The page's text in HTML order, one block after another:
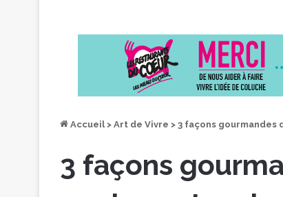
Accueil > Art de Vivre > 3 façons gourmandes
3 façons